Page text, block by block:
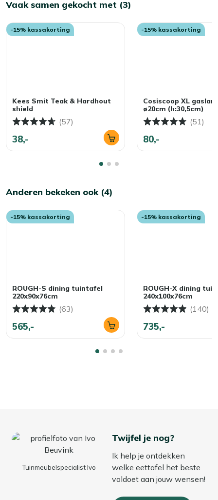
Vaak samen gekocht met (3)
-15% kassakorting
Kees Smit Teak & Hardhout
shield
(57)
38,-
-15% kassakorting
Cosiscoop XL
ø20cm (h:30,5cm)
(51)
80,-
Anderen bekeken ook (4)
-15% kassakorting
ROUGH-S dining tuintafel
220x90x76cm
(63)
565,-
-15% kassakorting
ROUGH-X dining
240x100x76cm
(140)
735,-
Tuinmeubelspecialist Ivo
Twijfel je nog?
Ik help je ontdekken
welke eettafel het beste
voldoet aan jouw wensen!